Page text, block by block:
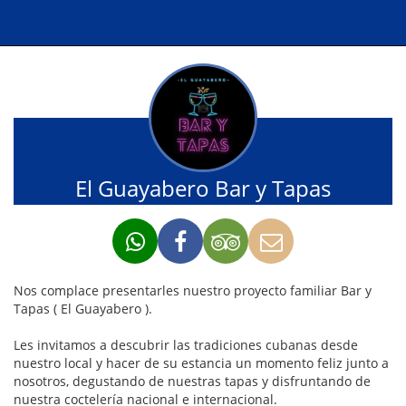
El Guayabero Bar y Tapas
Nos complace presentarles nuestro proyecto familiar Bar y
Tapas ( El Guayabero ).
Les invitamos a descubrir las tradiciones cubanas desde
nuestro local y hacer de su estancia un momento feliz junto a
nosotros, degustando de nuestras tapas y disfruntando de
nuestra coctelería nacional e internacional.